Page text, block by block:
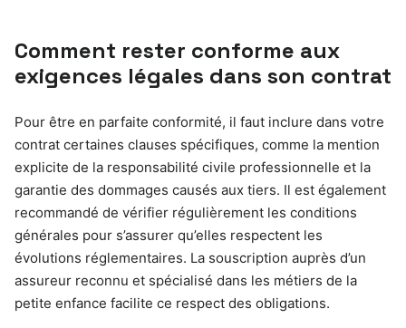
Comment rester conforme aux
exigences légales dans son contrat
Pour être en parfaite conformité, il faut inclure dans votre
contrat certaines clauses spécifiques, comme la mention
explicite de la responsabilité civile professionnelle et la
garantie des dommages causés aux tiers. Il est également
recommandé de vérifier régulièrement les conditions
générales pour s’assurer qu’elles respectent les
évolutions réglementaires. La souscription auprès d’un
assureur reconnu et spécialisé dans les métiers de la
petite enfance facilite ce respect des obligations.